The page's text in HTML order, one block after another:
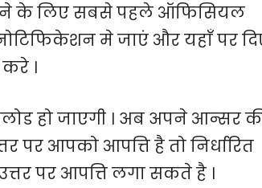
के लिए सबसे पहले ऑफिसियल
मे जाएं और यहाँ पर
।
हो जाएगी । अब अपने आन्सर
पर आपको आपत्ति है तो निर्धारित
पर आपत्ति लगा सकते है ।